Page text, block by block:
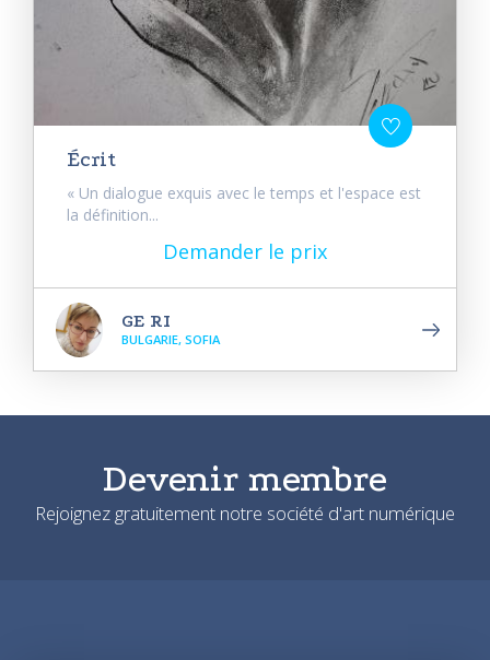
Écrit
« Un dialogue exquis avec le temps et l'espace est
la définition...
Demander le prix
GE RI
BULGARIE, SOFIA
Devenir membre
Rejoignez gratuitement notre société d'art numérique